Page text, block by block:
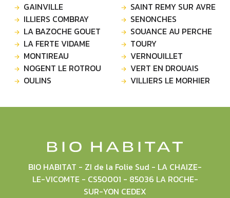
GAINVILLE
ILLIERS COMBRAY
LA BAZOCHE GOUET
LA FERTE VIDAME
MONTIREAU
NOGENT LE ROTROU
OULINS
SAINT REMY SUR AVRE
SENONCHES
SOUANCE AU PERCHE
TOURY
VERNOUILLET
VERT EN DROUAIS
VILLIERS LE MORHIER
BIO HABITAT - ZI de la Folie Sud - LA CHAIZE-
LE-VICOMTE - CS50001 - 85036 LA ROCHE-
SUR-YON CEDEX